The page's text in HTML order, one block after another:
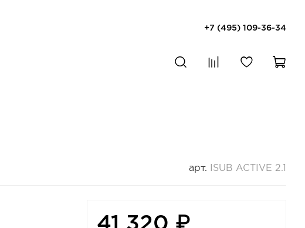
+7 (495) 109-36-34
арт. ISUB ACTIVE 2.1
41 320 ₽